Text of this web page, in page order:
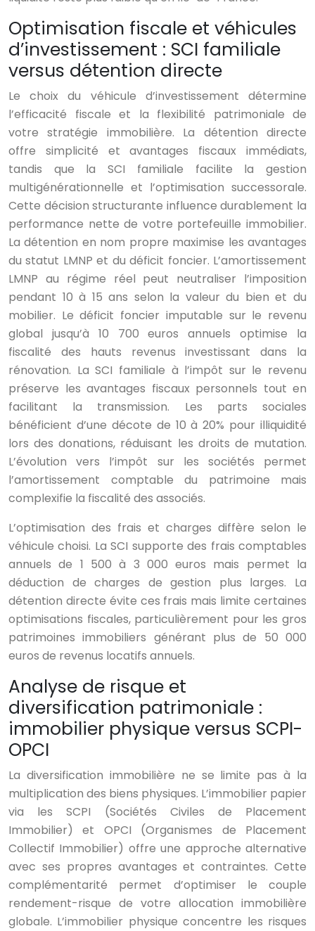
Optimisation fiscale et véhicules
d’investissement : SCI familiale
versus détention directe
Le choix du véhicule d’investissement détermine
l’efficacité fiscale et la flexibilité patrimoniale de
votre stratégie immobilière. La détention directe
offre simplicité et avantages fiscaux immédiats,
tandis que la SCI familiale facilite la gestion
multigénérationnelle et l’optimisation successorale.
Cette décision structurante influence durablement la
performance nette de votre portefeuille immobilier.
La détention en nom propre maximise les avantages
du statut LMNP et du déficit foncier. L’amortissement
LMNP au régime réel peut neutraliser l’imposition
pendant 10 à 15 ans selon la valeur du bien et du
mobilier. Le déficit foncier imputable sur le revenu
global jusqu’à 10 700 euros annuels optimise la
fiscalité des hauts revenus investissant dans la
rénovation. La SCI familiale à l’impôt sur le revenu
préserve les avantages fiscaux personnels tout en
facilitant la transmission. Les parts sociales
bénéficient d’une décote de 10 à 20% pour illiquidité
lors des donations, réduisant les droits de mutation.
L’évolution vers l’impôt sur les sociétés permet
l’amortissement comptable du patrimoine mais
complexifie la fiscalité des associés.
L’optimisation des frais et charges diffère selon le
véhicule choisi. La SCI supporte des frais comptables
annuels de 1 500 à 3 000 euros mais permet la
déduction de charges de gestion plus larges. La
détention directe évite ces frais mais limite certaines
optimisations fiscales, particulièrement pour les gros
patrimoines immobiliers générant plus de 50 000
euros de revenus locatifs annuels.
Analyse de risque et
diversification patrimoniale :
immobilier physique versus SCPI-
OPCI
La diversification immobilière ne se limite pas à la
multiplication des biens physiques. L’immobilier papier
via les SCPI (Sociétés Civiles de Placement
Immobilier) et OPCI (Organismes de Placement
Collectif Immobilier) offre une approche alternative
avec ses propres avantages et contraintes. Cette
complémentarité permet d’optimiser le couple
rendement-risque de votre allocation immobilière
globale. L’immobilier physique concentre les risques